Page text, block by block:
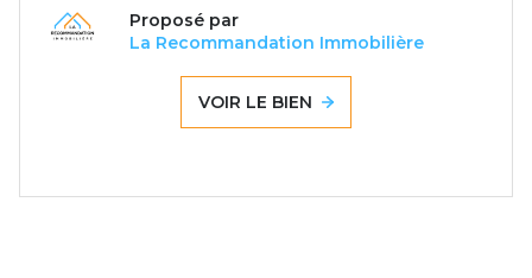
Proposé par
La Recommandation Immobilière
VOIR LE BIEN